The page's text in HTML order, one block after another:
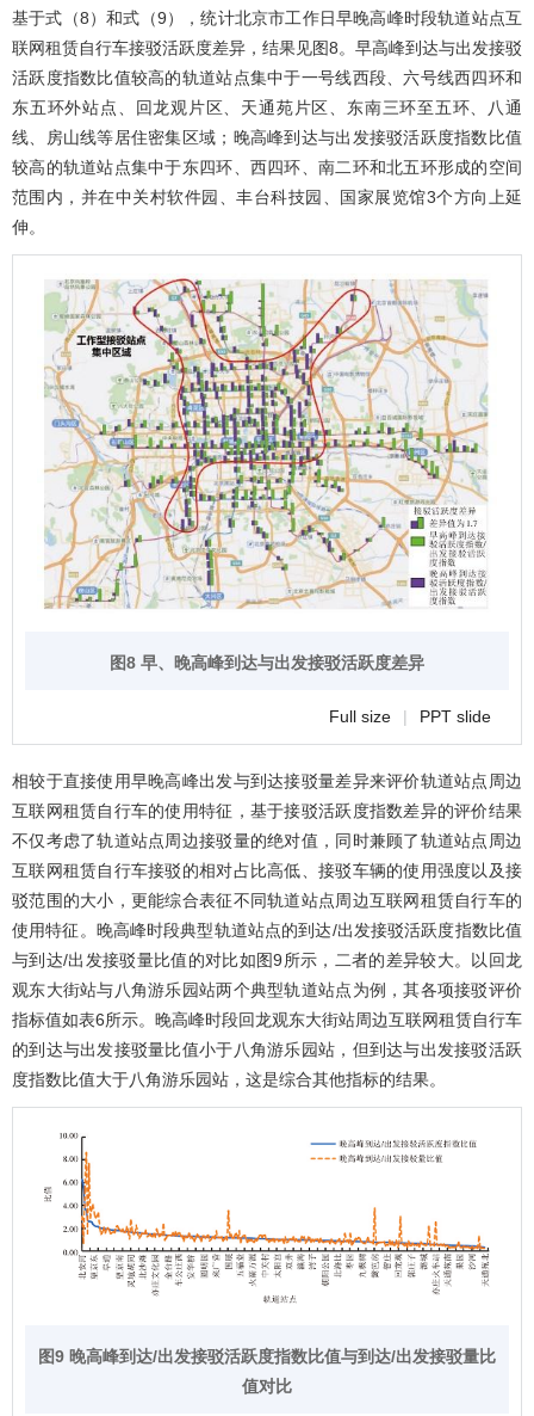
基于式（8）和式（9），统计北京市工作日早晚高峰时段轨道站点互
联网租赁自行车接驳活跃度差异，结果见图8。早高峰到达与出发接驳
活跃度指数比值较高的轨道站点集中于一号线西段、六号线西四环和
东五环外站点、回龙观片区、天通苑片区、东南三环至五环、八通
线、房山线等居住密集区域；晚高峰到达与出发接驳活跃度指数比值
较高的轨道站点集中于东四环、西四环、南二环和北五环形成的空间
范围内，并在中关村软件园、丰台科技园、国家展览馆3个方向上延
伸。
图8 早、晚高峰到达与出发接驳活跃度差异
Full size | PPT slide
相较于直接使用早晚高峰出发与到达接驳量差异来评价轨道站点周边
互联网租赁自行车的使用特征，基于接驳活跃度指数差异的评价结果
不仅考虑了轨道站点周边接驳量的绝对值，同时兼顾了轨道站点周边
互联网租赁自行车接驳的相对占比高低、接驳车辆的使用强度以及接
驳范围的大小，更能综合表征不同轨道站点周边互联网租赁自行车的
使用特征。晚高峰时段典型轨道站点的到达/出发接驳活跃度指数比值
与到达/出发接驳量比值的对比如图9所示，二者的差异较大。以回龙
观东大街站与八角游乐园站两个典型轨道站点为例，其各项接驳评价
指标值如表6所示。晚高峰时段回龙观东大街站周边互联网租赁自行车
的到达与出发接驳量比值小于八角游乐园站，但到达与出发接驳活跃
度指数比值大于八角游乐园站，这是综合其他指标的结果。
图9 晚高峰到达/出发接驳活跃度指数比值与到达/出发接驳量比
值对比